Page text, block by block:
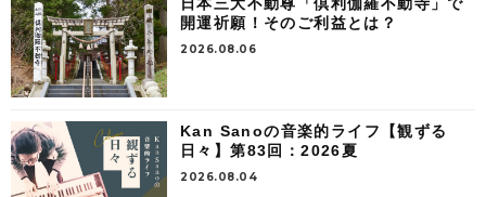
開運祈願！そのご利益とは？
2026.08.06
Kan Sanoの音楽的ライフ【観ずる
日々】第83回：2026夏
2026.08.04